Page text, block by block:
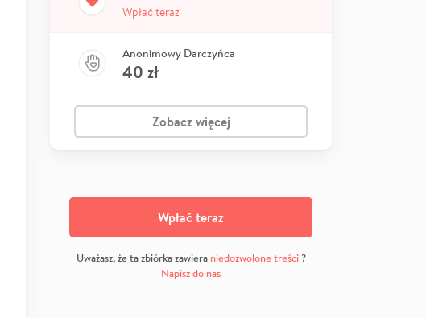
Wpłać teraz
Anonimowy Darczyńca
40 zł
Zobacz więcej
Wpłać teraz
Uważasz, że ta zbiórka zawiera niedozwolone treści?
Napisz do nas